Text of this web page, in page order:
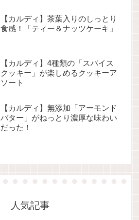
【カルディ】茶葉入りのしっとり
食感！「ティー＆ナッツケーキ」
【カルディ】4種類の「スパイス
クッキー」が楽しめるクッキーア
ソート
【カルディ】無添加「アーモンド
バター」がねっとり濃厚な味わい
だった！
人気記事